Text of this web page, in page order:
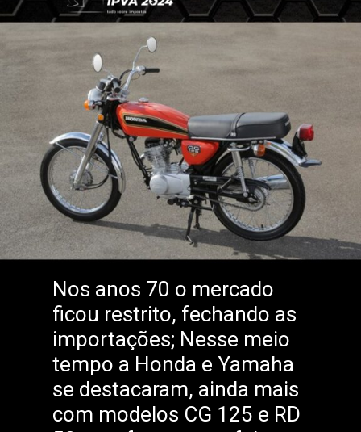
Nos anos 70 o mercado
ficou restrito, fechando as
importações; Nesse meio
tempo a Honda e Yamaha
se destacaram, ainda mais
com modelos CG 125 e RD